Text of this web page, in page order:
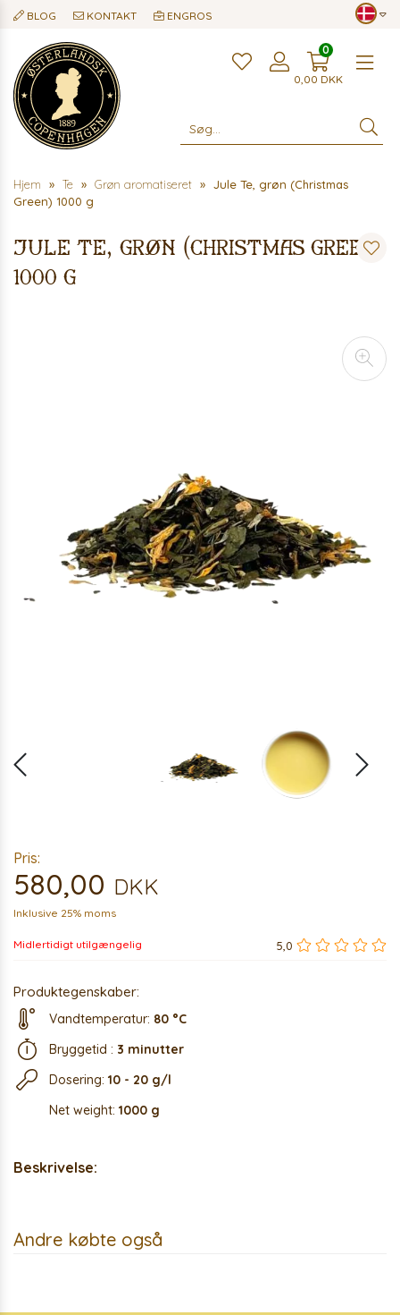
BLOG KONTAKT ENGROS
0,00 DKK
0
Hjem Te Grøn aromatiseret
Jule Te, grøn (Christmas
Green) 1000 g
Jule Te, grøn (Christmas Green)
1000 g
Pris:
580,00 DKK
Inklusive 25% moms
Midlertidigt utilgængelig 5,0
Produktegenskaber:
Vandtemperatur: 80 °C
Bryggetid : 3 minutter
Dosering: 10 - 20 g/l
Net weight: 1000 g
Beskrivelse:
Andre købte også